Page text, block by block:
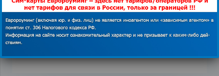
Где начать новую жизнь – выбираем бюджетное, но
райское место